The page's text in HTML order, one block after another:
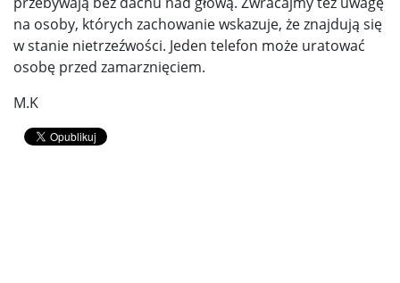
na osoby, których zachowanie wskazuje, że znajdują się
w stanie nietrzeźwości. Jeden telefon może uratować
osobę przed zamarznięciem.
M.K